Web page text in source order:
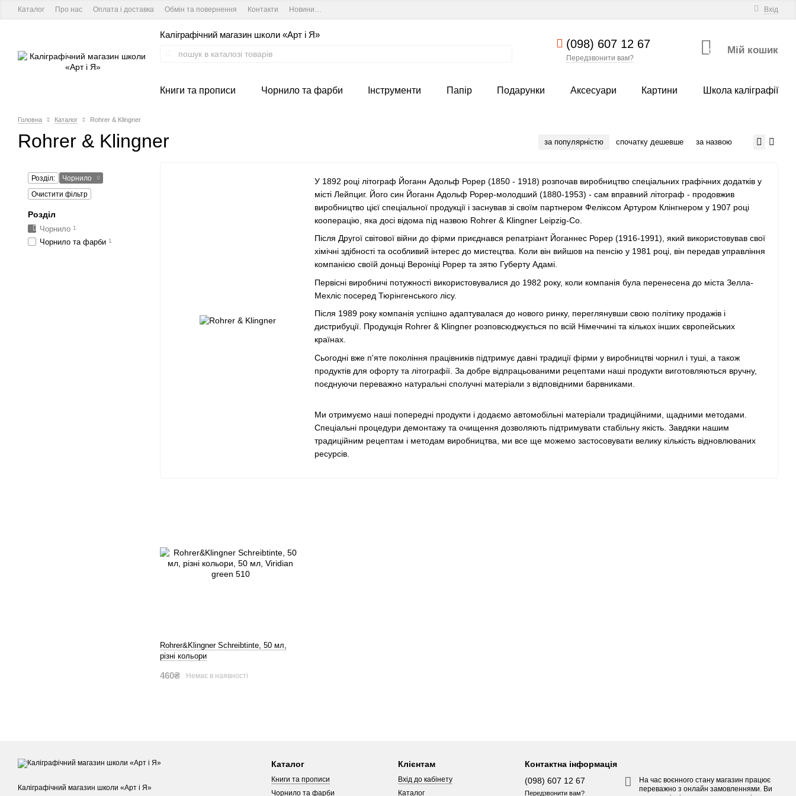
Каталог Про нас Оплата і доставка Обмін та повернення Контакти Новини та курси студії Вхід
Каліграфічний магазин школи «Арт і Я»
(098) 607 12 67
Передзвонити вам?
0 Мій кошик
Книги та прописи Чорнило та фарби Інструменти Папір Подарунки Аксесуари Картини Школа каліграфії
Головна Каталог Rohrer & Klingner
Rohrer & Klingner за популярністю спочатку дешевше за назвою
У 1892 році літограф Йоганн Адольф Рорер (1850 - 1918) розпочав виробництво спеціальних графічних додатків у
місті Лейпциг. Його син Йоганн Адольф Рорер-молодший (1880-1953) - сам вправний літограф - продовжив
виробництво цієї спеціальної продукції і заснував зі своїм партнером Феліксом Артуром Клінгнером у 1907 році
кооперацію, яка досі відома під назвою Rohrer & Klingner Leipzig-Co.
Після Другої світової війни до фірми приєднався репатріант Йоганнес Рорер (1916-1991), який використовував свої
хімічні здібності та особливий інтерес до мистецтва. Коли він вийшов на пенсію у 1981 році, він передав управління
компанією своїй доньці Вероніці Рорер та зятю Губерту Адамі.
Первісні виробничі потужності використовувалися до 1982 року, коли компанія була перенесена до міста Зелла-
Мехліс посеред Тюрінгенського лісу.
Після 1989 року компанія успішно адаптувалася до нового ринку, переглянувши свою політику продажів і
дистрибуції. Продукція Rohrer & Klingner розповсюджується по всій Німеччині та кількох інших європейських
країнах.
Сьогодні вже п'яте покоління працівників підтримує давні традиції фірми у виробництві чорнил і туші, а також
продуктів для офорту та літографії. За добре відпрацьованими рецептами наші продукти виготовляються вручну,
поєднуючи переважно натуральні сполучні матеріали з відповідними барвниками.
Ми отримуємо наші попередні продукти і додаємо автомобільні матеріали традиційними, щадними методами.
Спеціальні процедури демонтажу та очищення дозволяють підтримувати стабільну якість. Завдяки нашим
традиційним рецептам і методам виробництва, ми все ще можемо застосовувати велику кількість відновлюваних
ресурсів.
Rohrer&Klingner Schreibtinte, 50 мл,
різні кольори
460₴ Немає в наявності
Розділ:
Чорнило
Очистити фільтр
Розділ
Чорнило 1
Чорнило та фарби 1
Каліграфічний магазин школи «Арт і Я»
Каталог
Книги та прописи
Чорнило та фарби
Клієнтам
Вхід до кабінету
Каталог
Контактна інформація
(098) 607 12 67
Передзвонити вам?
На час воєнного стану магазин працює
переважно з онлайн замовленнями. Ви